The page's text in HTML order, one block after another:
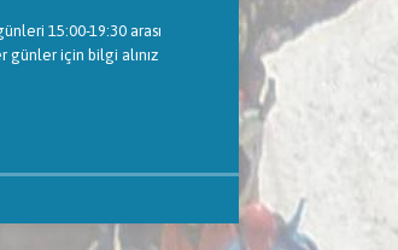
15:00-19:30 arası
günler için bilgi alınız